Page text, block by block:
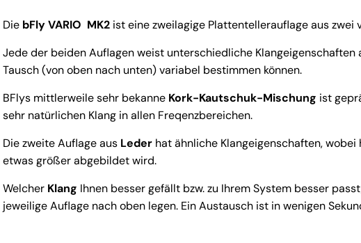
Die bFly VARIO MK2 ist eine zweilagige Plattentellerauflage aus zwei
Jede der beiden Auflagen weist unterschiedliche Klangeigenschaften
Tausch (von oben nach unten) variabel bestimmen können.
BFlys mittlerweile sehr bekanne Kork-Kautschuk-Mischung ist
sehr natürlichen Klang in allen Freqenzbereichen.
Die zweite Auflage aus Leder hat ähnliche Klangeigenschaften,
etwas größer abgebildet wird.
Welcher Klang Ihnen besser gefällt bzw. zu Ihrem System besser
jeweilige Auflage nach oben legen. Ein Austausch ist in wenigen